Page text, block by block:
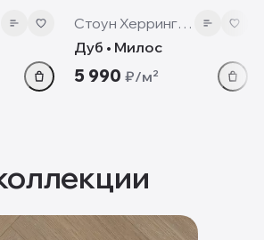
Стоун Херрингбон
Дуб • Милос
5 990 ₽/м²